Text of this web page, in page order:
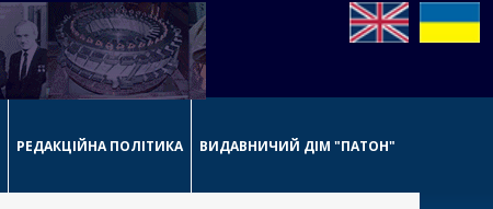
РЕДАКЦІЙНА ПОЛІТИКА ВИДАВНИЧИЙ ДІМ "ПАТОН"